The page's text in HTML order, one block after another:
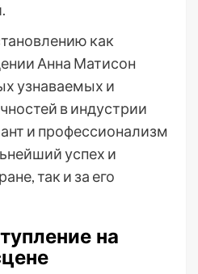
как
Анна Матисон
узнаваемых и
в индустрии
и профессионализм
успех и
так и за его
на